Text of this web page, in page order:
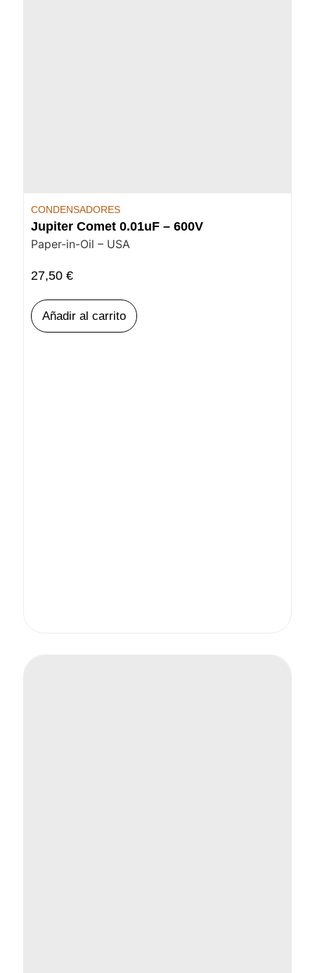
CONDENSADORES
Jupiter Comet 0.01uF – 600V
Paper-in-Oil – USA
27,50 €
Añadir al carrito